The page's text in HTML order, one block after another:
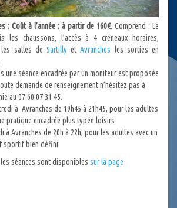
: Coût à l’année : à partir de 160€. Comprend : Le
les chaussons, l’accès à 4 créneaux horaires,
salles de SartillyetAvranches
les sorties en
une séance encadrée par un moniteur est proposée
demande de renseignement n’hésitez pas à
au 07 60 07 31 45.
à Avranches de 19h45 à 21h45, pour les adultes
pratique encadrée plus typée loisirs
à Avranches de 20h à 22h, pour les adultes avec un
sportif bien défini
séances sont disponibles sur la page